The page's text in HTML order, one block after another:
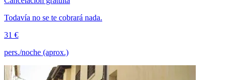
Todavía no se te cobrará nada.
31 €
pers./noche (aprox.)